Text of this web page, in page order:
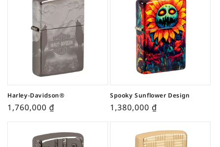
Harley-Davidson®
1,760,000 ₫
Spooky Sunflower Design
1,380,000 ₫